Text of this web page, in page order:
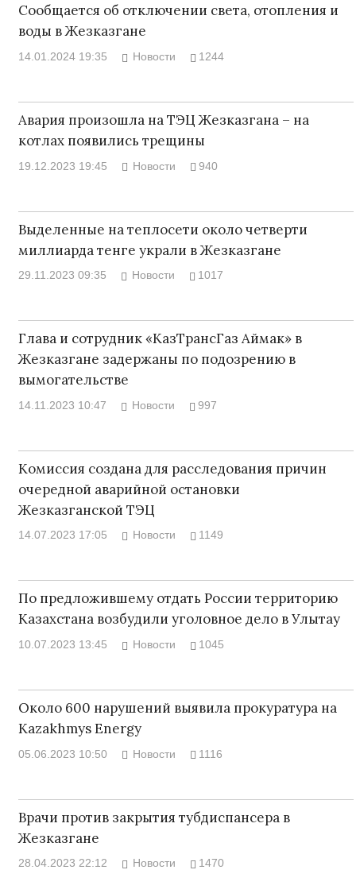
Сообщается об отключении света, отопления и
воды в Жезказгане
14.01.2024 19:35 Новости 1244
Авария произошла на ТЭЦ Жезказгана – на
котлах появились трещины
19.12.2023 19:45 Новости 940
Выделенные на теплосети около четверти
миллиарда тенге украли в Жезказгане
29.11.2023 09:35 Новости 1017
Глава и сотрудник «КазТрансГаз Аймак» в
Жезказгане задержаны по подозрению в
вымогательстве
14.11.2023 10:47 Новости 997
Комиссия создана для расследования причин
очередной аварийной остановки
Жезказганской ТЭЦ
14.07.2023 17:05 Новости 1149
По предложившему отдать России территорию
Казахстана возбудили уголовное дело в Улытау
10.07.2023 13:45 Новости 1045
Около 600 нарушений выявила прокуратура на
Kazakhmys Energy
05.06.2023 10:50 Новости 1116
Врачи против закрытия тубдиспансера в
Жезказгане
28.04.2023 22:12 Новости 1470